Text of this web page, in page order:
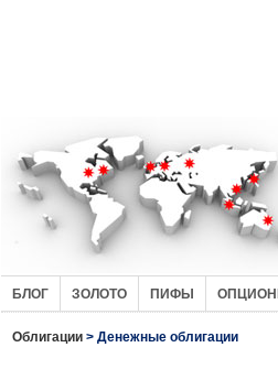
БЛОГ ЗОЛОТО ПИФЫ
Облигации > Денежные облигации